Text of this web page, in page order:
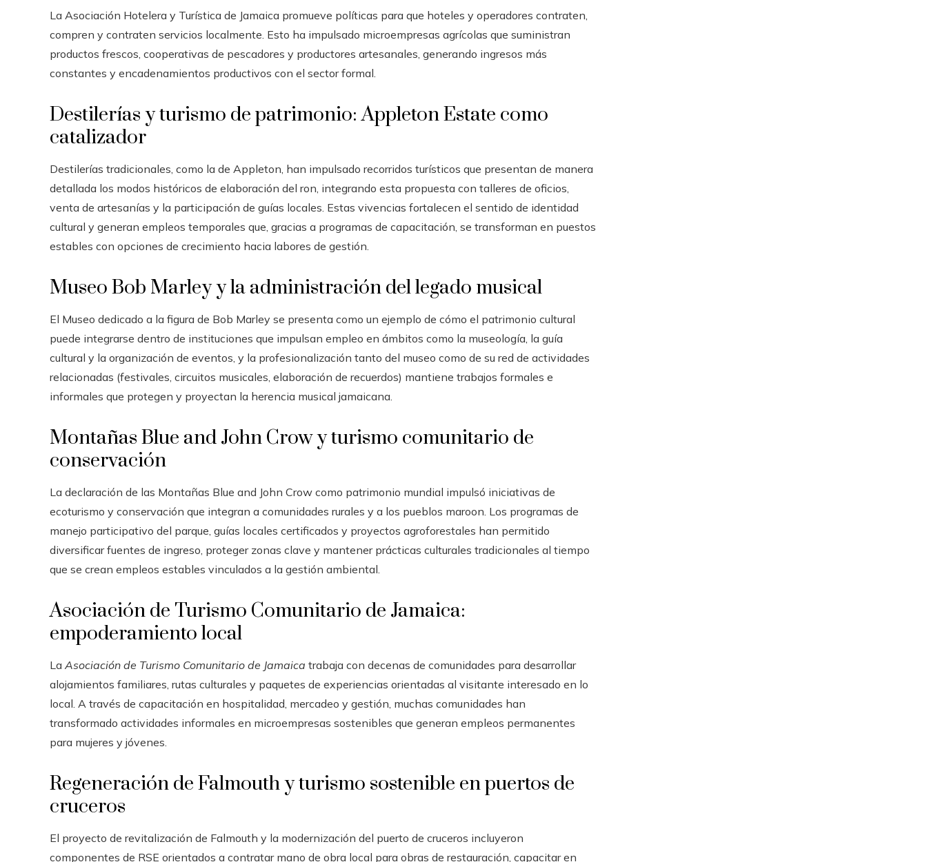
La Asociación Hotelera y Turística de Jamaica promueve políticas para que hoteles y operadores contraten,
compren y contraten servicios localmente. Esto ha impulsado microempresas agrícolas que suministran
productos frescos, cooperativas de pescadores y productores artesanales, generando ingresos más
constantes y encadenamientos productivos con el sector formal.
Destilerías y turismo de patrimonio: Appleton Estate como
catalizador
Destilerías tradicionales, como la de Appleton, han impulsado recorridos turísticos que presentan de manera
detallada los modos históricos de elaboración del ron, integrando esta propuesta con talleres de oficios,
venta de artesanías y la participación de guías locales. Estas vivencias fortalecen el sentido de identidad
cultural y generan empleos temporales que, gracias a programas de capacitación, se transforman en puestos
estables con opciones de crecimiento hacia labores de gestión.
Museo Bob Marley y la administración del legado musical
El Museo dedicado a la figura de Bob Marley se presenta como un ejemplo de cómo el patrimonio cultural
puede integrarse dentro de instituciones que impulsan empleo en ámbitos como la museología, la guía
cultural y la organización de eventos, y la profesionalización tanto del museo como de su red de actividades
relacionadas (festivales, circuitos musicales, elaboración de recuerdos) mantiene trabajos formales e
informales que protegen y proyectan la herencia musical jamaicana.
Montañas Blue and John Crow y turismo comunitario de
conservación
La declaración de las Montañas Blue and John Crow como patrimonio mundial impulsó iniciativas de
ecoturismo y conservación que integran a comunidades rurales y a los pueblos maroon. Los programas de
manejo participativo del parque, guías locales certificados y proyectos agroforestales han permitido
diversificar fuentes de ingreso, proteger zonas clave y mantener prácticas culturales tradicionales al tiempo
que se crean empleos estables vinculados a la gestión ambiental.
Asociación de Turismo Comunitario de Jamaica:
empoderamiento local
La Asociación de Turismo Comunitario de Jamaica trabaja con decenas de comunidades para desarrollar
alojamientos familiares, rutas culturales y paquetes de experiencias orientadas al visitante interesado en lo
local. A través de capacitación en hospitalidad, mercadeo y gestión, muchas comunidades han
transformado actividades informales en microempresas sostenibles que generan empleos permanentes
para mujeres y jóvenes.
Regeneración de Falmouth y turismo sostenible en puertos de
cruceros
El proyecto de revitalización de Falmouth y la modernización del puerto de cruceros incluyeron
componentes de RSE orientados a contratar mano de obra local para obras de restauración, capacitar en